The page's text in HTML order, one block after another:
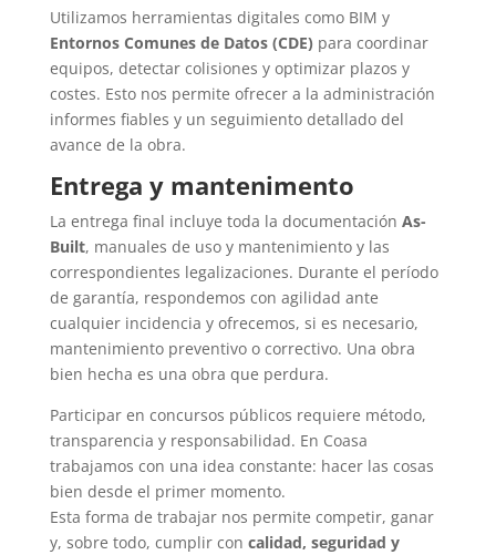
Utilizamos herramientas digitales como BIM y
Entornos Comunes de Datos (CDE) para coordinar
equipos, detectar colisiones y optimizar plazos y
costes. Esto nos permite ofrecer a la administración
informes fiables y un seguimiento detallado del
avance de la obra.
Entrega y mantenimento
La entrega final incluye toda la documentación As-
Built, manuales de uso y mantenimiento y las
correspondientes legalizaciones. Durante el período
de garantía, respondemos con agilidad ante
cualquier incidencia y ofrecemos, si es necesario,
mantenimiento preventivo o correctivo. Una obra
bien hecha es una obra que perdura.
Participar en concursos públicos requiere método,
transparencia y responsabilidad. En Coasa
trabajamos con una idea constante: hacer las cosas
bien desde el primer momento.
Esta forma de trabajar nos permite competir, ganar
y, sobre todo, cumplir con calidad, seguridad y